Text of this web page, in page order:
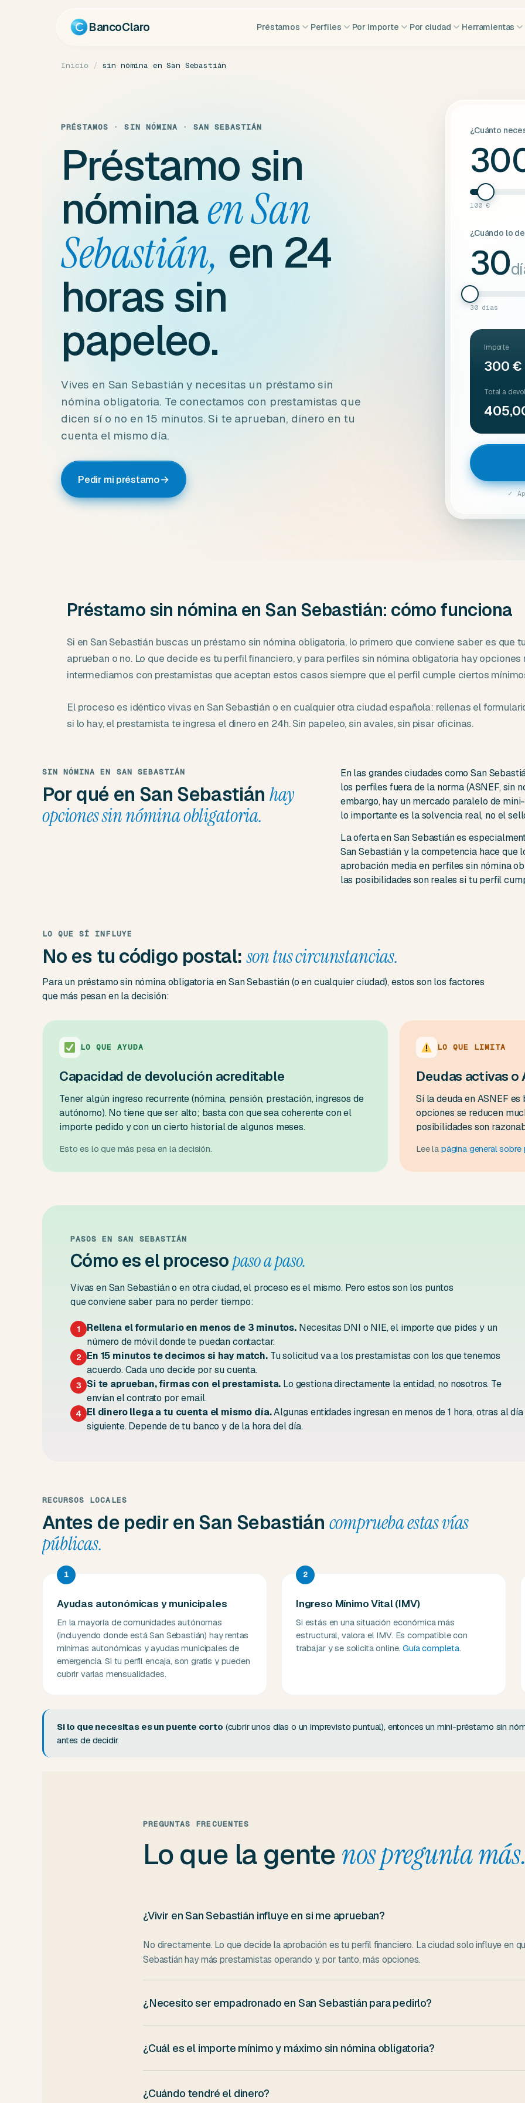
BancoClaro Préstamos Perfiles Por importe Por ciudad Herramientas
Inicio / sin nómina en San Sebastián
PRÉSTAMOS · SIN NÓMINA · SAN SEBASTIÁN
Préstamo sin
nóminaen San
Sebastián, en 24
horas sin
papeleo.
Vives en San Sebastián y necesitas un préstamo sin
nómina obligatoria. Te conectamos con prestamistas que
dicen sí o no en 15 minutos. Si te aprueban, dinero en tu
cuenta el mismo día.
Pedir mi préstamo→
¿Cuánto
100 €
¿Cuándo lo
30
30 días
Importe
300 €
Total a
✓
Préstamo sin nómina en San Sebastián: cómo funciona
Si en San Sebastián buscas un préstamo sin nómina obligatoria, lo primero que conviene saber es que
aprueban o no. Lo que decide es tu perfil financiero, y para perfiles sin nómina obligatoria hay
intermediamos con prestamistas que aceptan estos casos siempre que el perfil cumple ciertos
El proceso es idéntico vivas en San Sebastián o en cualquier otra ciudad española: rellenas el
si lo hay, el prestamista te ingresa el dinero en 24h. Sin papeleo, sin avales, sin pisar oficinas.
SIN NÓMINA EN SAN SEBASTIÁN
Por qué en San Sebastián hay
opciones sin nómina obligatoria.
En las grandes ciudades como San
los perfiles fuera de la norma (ASNEF, sin
embargo, hay un mercado paralelo de
lo importante es la solvencia real, no el
La oferta en San Sebastián es
San Sebastián y la competencia hace que
aprobación media en perfiles sin nómina
las posibilidades son reales si tu perfil
LO QUE SÍ INFLUYE
No es tu código postal:son tus circunstancias.
Para un préstamo sin nómina obligatoria en San Sebastián (o en cualquier ciudad), estos son los factores
que más pesan en la decisión:
LO QUE AYUDA
Capacidad de devolución acreditable
Tener algún ingreso recurrente (nómina, pensión, prestación, ingresos de
autónomo). No tiene que ser alto; basta con que sea coherente con el
importe pedido y con un cierto historial de algunos meses.
Esto es lo que más pesa en la decisión.
LO QUE LIMITA
Deudas activas o
Si la deuda en ASNEF
opciones se reducen
posibilidades son
Lee la página general
PASOS EN SAN SEBASTIÁN
Cómo es el procesopaso a paso.
Vivas en San Sebastián o en otra ciudad, el proceso es el mismo. Pero estos son los puntos
que conviene saber para no perder tiempo:
1 Rellena el formulario en menos de 3 minutos.Necesitas DNI o NIE, el importe que pides y un
número de móvil donde te puedan contactar.
2 En 15 minutos te decimos si hay match.Tu solicitud va a los prestamistas con los que tenemos
acuerdo. Cada uno decide por su cuenta.
3 Si te aprueban, firmas con el prestamista. Lo gestiona directamente la entidad, no nosotros. Te
envían el contrato por email.
4 El dinero llega a tu cuenta el mismo día.Algunas entidades ingresan en menos de 1 hora, otras al día
siguiente. Depende de tu banco y de la hora del día.
RECURSOS LOCALES
Antes de pedir en San Sebastián comprueba estas vías
públicas.
1
Ayudas autonómicas y municipales
En la mayoría de comunidades autónomas
(incluyendo donde está San Sebastián) hay rentas
mínimas autonómicas y ayudas municipales de
emergencia. Si tu perfil encaja, son gratis y pueden
cubrir varias mensualidades.
2
Ingreso Mínimo Vital (IMV)
Si estás en una situación económica más
estructural, valora el IMV. Es compatible con
trabajar y se solicita online.Guía completa.
Si lo que necesitas es un puente corto (cubrir unos días o un imprevisto puntual), entonces un mini-préstamo sin
antes de decidir.
PREGUNTAS FRECUENTES
Lo que la gentenos pregunta
¿Vivir en San Sebastián influye en si me aprueban?
No directamente. Lo que decide la aprobación es tu perfil financiero. La ciudad solo influye en
Sebastián hay más prestamistas operando y, por tanto, más opciones.
¿Necesito ser empadronado en San Sebastián para pedirlo?
Si estás empadronado en otra provincia pero vives en San Sebastián, da igual: vale tu DNI con
¿Cuál es el importe mínimo y máximo sin nómina obligatoria?
restrictivos según el perfil: para perfiles sin nómina obligatoria, el máximo aprobable suele ser
¿Cuándo tendré el dinero?